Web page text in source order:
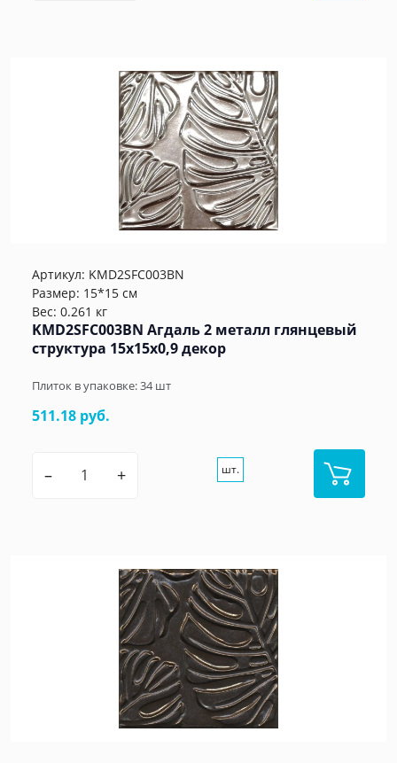
Артикул: KMD2SFC003BN
Размер: 15*15 см
Вес: 0.261 кг
KMD2SFC003BN Агдаль 2 металл глянцевый
структура 15x15x0,9 декор
Плиток в упаковке:34шт
511.18 руб.
– + шт.